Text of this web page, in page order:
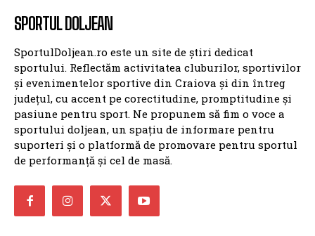
SPORTUL DOLJEAN
SportulDoljean.ro este un site de știri dedicat
sportului. Reflectăm activitatea cluburilor, sportivilor
și evenimentelor sportive din Craiova și din întreg
județul, cu accent pe corectitudine, promptitudine și
pasiune pentru sport. Ne propunem să fim o voce a
sportului doljean, un spațiu de informare pentru
suporteri și o platformă de promovare pentru sportul
de performanță și cel de masă.